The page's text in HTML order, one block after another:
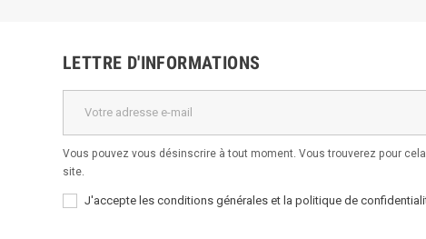
LETTRE D'INFORMATIONS
Vous pouvez vous désinscrire à tout moment. Vous trouverez pour
site.
J'accepte les conditions générales et la politique de